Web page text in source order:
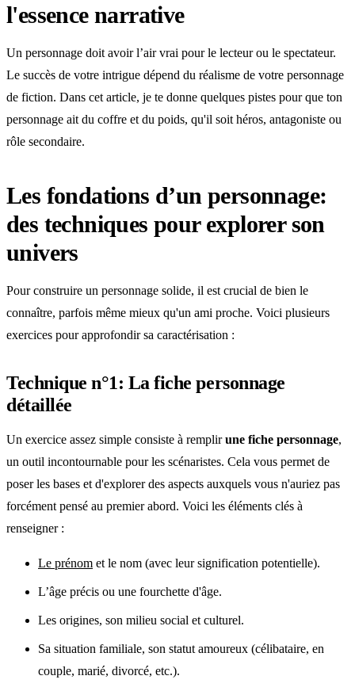
l'essence narrative
Un personnage doit avoir l’air vrai pour le lecteur ou le spectateur.
Le succès de votre intrigue dépend du réalisme de votre personnage
de fiction. Dans cet article, je te donne quelques pistes pour que ton
personnage ait du coffre et du poids, qu'il soit héros, antagoniste ou
rôle secondaire.
Les fondations d’un personnage:
des techniques pour explorer son
univers
Pour construire un personnage solide, il est crucial de bien le
connaître, parfois même mieux qu'un ami proche. Voici plusieurs
exercices pour approfondir sa caractérisation :
Technique n°1: La fiche personnage
détaillée
Un exercice assez simple consiste à remplirune fiche personnage,
un outil incontournable pour les scénaristes. Cela vous permet de
poser les bases et d'explorer des aspects auxquels vous n'auriez pas
forcément pensé au premier abord. Voici les éléments clés à
renseigner :
Le prénom et le nom (avec leur signification potentielle).
L’âge précis ou une fourchette d'âge.
Les origines, son milieu social et culturel.
Sa situation familiale, son statut amoureux (célibataire, en
couple, marié, divorcé, etc.).